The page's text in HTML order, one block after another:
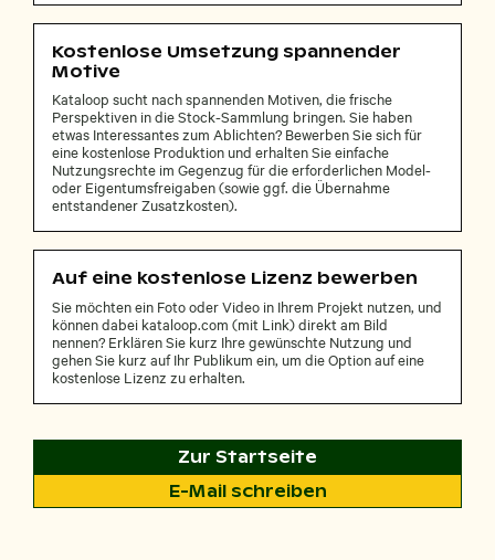
Kostenlose Umsetzung spannender
Motive
Kataloop sucht nach spannenden Motiven, die frische
Perspektiven in die Stock-Sammlung bringen. Sie haben
etwas Interessantes zum Ablichten? Bewerben Sie sich für
eine kostenlose Produktion und erhalten Sie einfache
Nutzungsrechte im Gegenzug für die erforderlichen Model-
oder Eigentumsfreigaben (sowie ggf. die Übernahme
entstandener Zusatzkosten).
Auf eine kostenlose Lizenz bewerben
Sie möchten ein Foto oder Video in Ihrem Projekt nutzen, und
können dabei kataloop.com (mit Link) direkt am Bild
nennen? Erklären Sie kurz Ihre gewünschte Nutzung und
gehen Sie kurz auf Ihr Publikum ein, um die Option auf eine
kostenlose Lizenz zu erhalten.
Zur Startseite
E-Mail schreiben